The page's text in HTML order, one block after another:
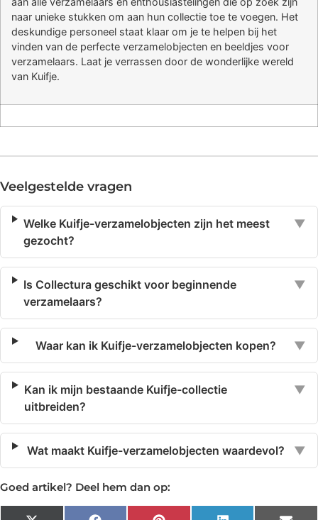
naar unieke stukken om aan hun collectie toe te voegen. Het
deskundige personeel staat klaar om je te helpen bij het
vinden van de perfecte verzamelobjecten en beeldjes voor
verzamelaars. Laat je verrassen door de wonderlijke wereld
van Kuifje.
Veelgestelde vragen
Welke Kuifje-verzamelobjecten zijn het meest
gezocht?
▼
Is Collectura geschikt voor beginnende
verzamelaars?
▼
Waar kan ik Kuifje-verzamelobjecten kopen? ▼
Kan ik mijn bestaande Kuifje-collectie
uitbreiden?
▼
Wat maakt Kuifje-verzamelobjecten waardevol? ▼
Goed artikel? Deel hem dan op: